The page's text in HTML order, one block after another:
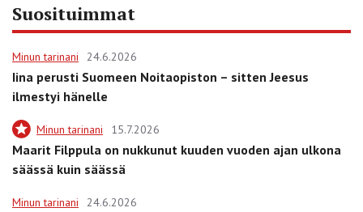
Suosituimmat
Minun tarinani 24.6.2026
Iina perusti Suomeen Noitaopiston – sitten Jeesus
ilmestyi hänelle
Minun tarinani 15.7.2026
Maarit Filppula on nukkunut kuuden vuoden ajan ulkona
säässä kuin säässä
Minun tarinani 24.6.2026